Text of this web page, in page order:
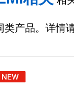
产品。详情